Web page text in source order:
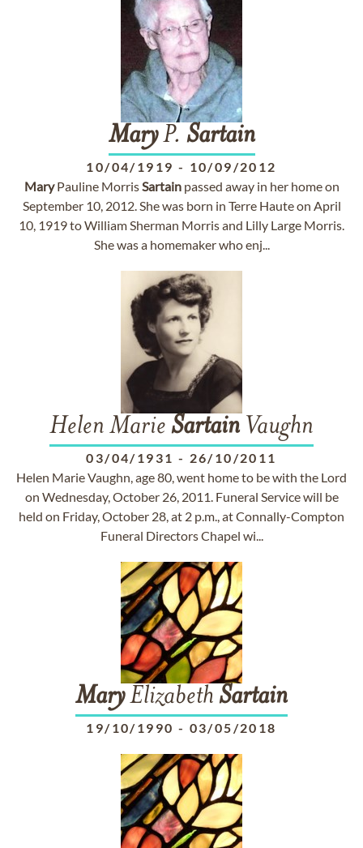
MaryP. Sartain
10/04/1919 - 10/09/2012
MaryPauline MorrisSartainpassed away in her home on
September 10, 2012. She was born in Terre Haute on April
10, 1919 to William Sherman Morris and Lilly Large Morris.
She was a homemaker who enj...
Helen Marie Sartain Vaughn
03/04/1931 - 26/10/2011
Helen Marie Vaughn, age 80, went home to be with the Lord
on Wednesday, October 26, 2011. Funeral Service will be
held on Friday, October 28, at 2 p.m., at Connally-Compton
Funeral Directors Chapel wi...
MaryElizabeth Sartain
19/10/1990 - 03/05/2018